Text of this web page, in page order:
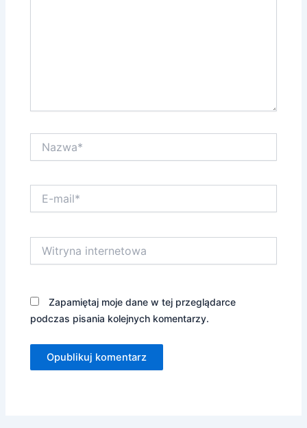
mail*
internetowa
Zapamiętaj moje dane w tej przeglądarce
podczas pisania kolejnych komentarzy.